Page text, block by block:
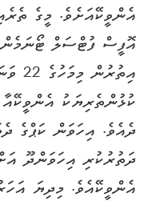
އެންވީކޭއަށެވެ. މީގެ
އޮފީސް ފުޓްސަލް
ކުޅުންތެރިޔަކު
ދެއެވެ. އިހަވަން ކަޕްގެ
ދަތުރުކުރި އިހަވަންދޫ
އެންވީކޭއެވެ. މިދިޔަ